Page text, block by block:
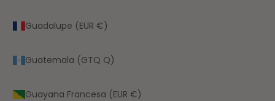
Guadalupe (EUR €)
Guatemala (GTQ Q)
Guayana Francesa (EUR €)